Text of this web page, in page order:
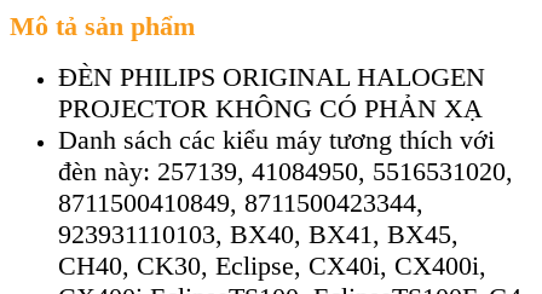
Mô tả sản phẩm
ĐÈN PHILIPS ORIGINAL HALOGEN
PROJECTOR KHÔNG CÓ PHẢN XẠ
Danh sách các kiểu máy tương thích với
đèn này: 257139, 41084950, 5516531020,
8711500410849, 8711500423344,
923931110103, BX40, BX41, BX45,
CH40, CK30, Eclipse, CX40i, CX400i,